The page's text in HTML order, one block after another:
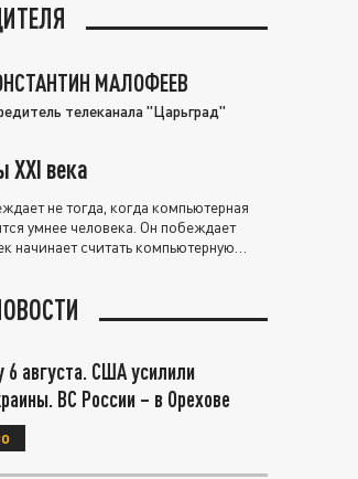
МАЛОФЕЕВ
телеканала "Царьград"
XXI века
не тогда, когда компьютерная
умнее человека. Он побеждает
начинает считать компьютерную
6 августа. США усилили
ВС России – в Орехове